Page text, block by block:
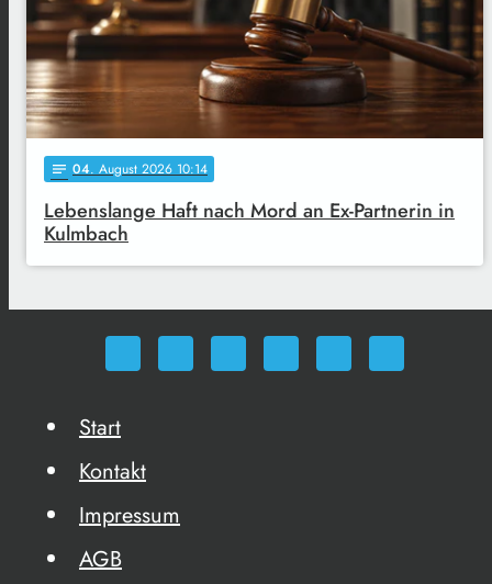
notes 04. August 2026 10:14
Lebenslange Haft nach Mord an Ex-Partnerin in
Kulmbach
Start
Kontakt
Impressum
AGB